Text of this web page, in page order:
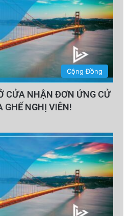
Cộng Đồng
CỬA NHẬN ĐƠN ỨNG CỬ
GHẾ NGHỊ VIÊN!